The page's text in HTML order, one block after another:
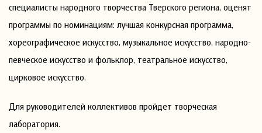
специалисты народного творчества Тверского региона, оценят
программы по номинациям: лучшая конкурсная программа,
хореографическое искусство, музыкальное искусство, народно-
певческое искусство и фольклор, театральное искусство,
цирковое искусство.
Для руководителей коллективов пройдет творческая
лаборатория.